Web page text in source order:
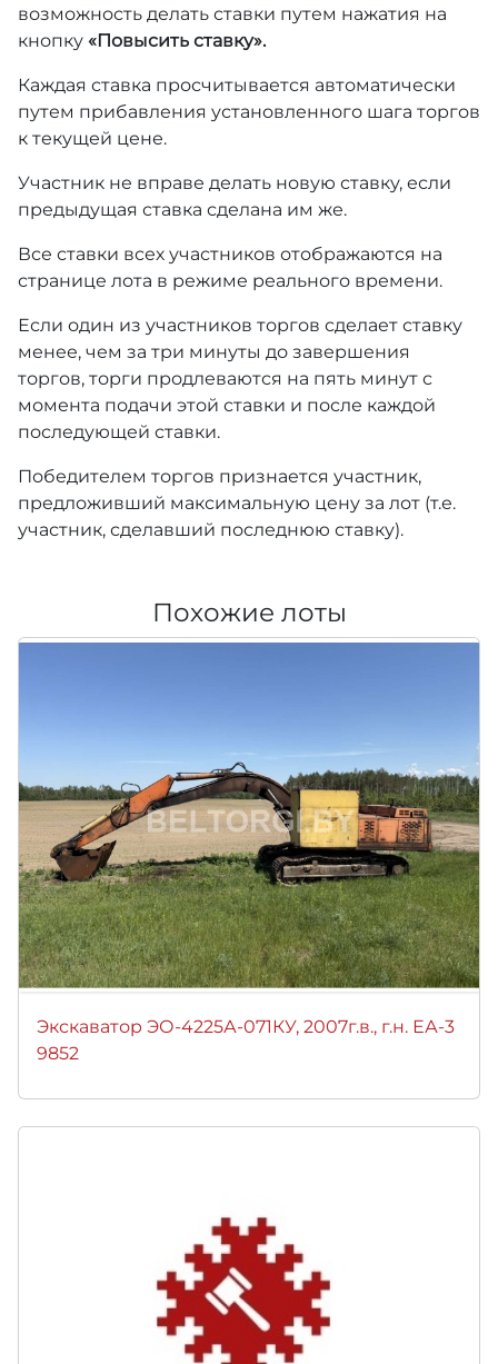
возможность делать ставки путем нажатия на
кнопку «Повысить ставку».
Каждая ставка просчитывается автоматически
путем прибавления установленного шага торгов
к текущей цене.
Участник не вправе делать новую ставку, если
предыдущая ставка сделана им же.
Все ставки всех участников отображаются на
странице лота в режиме реального времени.
Если один из участников торгов сделает ставку
менее, чем за три минуты до завершения
торгов, торги продлеваются на пять минут с
момента подачи этой ставки и после каждой
последующей ставки.
Победителем торгов признается участник,
предложивший максимальную цену за лот (т.е.
участник, сделавший последнюю ставку).
Похожие лоты
Экскаватор ЭО-4225А-071КУ, 2007г.в., г.н. ЕА-3
9852